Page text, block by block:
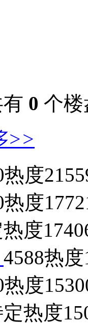
0 个楼
>>
热度
热度
热度
4588热度
热度
热度